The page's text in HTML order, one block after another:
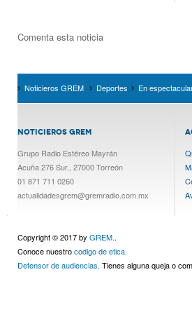
Comenta esta noticia
Noticieros GREM Deportes En
NOTICIEROS GREM
Grupo Radio Estéreo Mayrán
Acuña 276 Sur., 27000 Torreón
01 871 711 0260
actualidadesgrem@gremradio.com.mx
Copyright © 2017 by GREM..
Conoce nuestrocodigo de etica.
Defensor de audiencias. Tienes alguna queja o